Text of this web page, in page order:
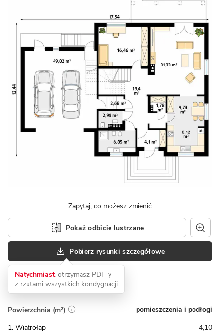
Zapytaj, co możesz zmienić
Pokaż odbicie lustrzane
Pobierz rysunki szczegółowe
Natychmiast, otrzymasz PDF-y
z rzutami wszystkich kondygnacji
Powierzchnia (m²)
pomieszczenia i podłogi
1. Wiatrołap
4,10